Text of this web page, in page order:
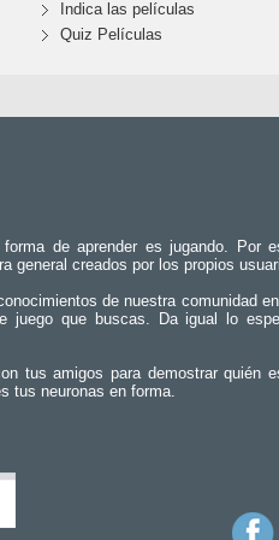
Indica las películas
Quiz Películas
de aprender es jugando. Por
general creados por los propios
de nuestra comunidad
juego que buscas. Da igual lo
tus amigos para demostrar quién
tus neuronas en forma.